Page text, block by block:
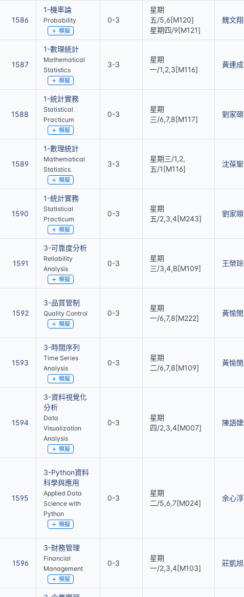
1586
1-機率論
Probability
模擬
0-3
星期
五/5,6[M120]
星期四/9[M121]
魏文翔
1587
1-數理統計
Mathematical
Statistics
模擬
3-3
星期
一/1,2,3[M116]
黃連成
1588
1-統計實務
Statistical
Practicum
模擬
0-3
星期
三/6,7,8[M117]
劉家頤
1589
1-數理統計
Mathematical
Statistics
模擬
3-3
星期三/1,2,
五/1[M116]
沈葆聖
1590
1-統計實務
Statistical
Practicum
模擬
0-3
星期
五/2,3,4[M243]
劉家頤
1591
3-可靠度分析
Reliability
Analysis
模擬
0-3
星期
三/3,4,B[M109]
王榮琮
1592
3-品質管制
Quality Control
模擬
0-3
星期
一/6,7,8[M222]
黃愉閔
1593
3-時間序列
Time Series
Analysis
模擬
0-3
星期
二/6,7,8[M109]
黃愉閔
1594
3-資料視覺化
分析
Data
Visualization
Analysis
模擬
0-3
星期
四/2,3,4[M007]
陳語婕
1595
3-Python資料
科學與應用
Applied Data
Science with
Python
模擬
0-3
星期
二/5,6,7[M024]
余心淳
1596
3-財務管理
Financial
Management
模擬
0-3
星期
一/2,3,4[M103]
莊凱旭